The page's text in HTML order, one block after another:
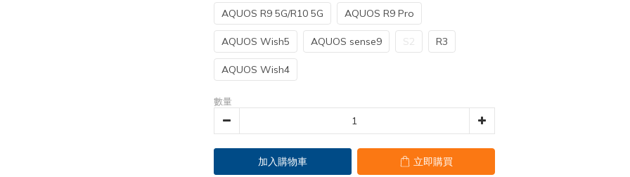
AQUOS R9 5G/R10 5G AQUOS R9 Pro
AQUOS Wish5 AQUOS sense9 S2 R3
AQUOS Wish4
數量
加入購物車 立即購買